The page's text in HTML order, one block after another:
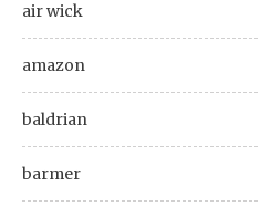
air wick
amazon
baldrian
barmer